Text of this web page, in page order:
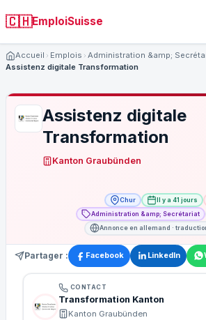
🇨🇭EmploiSuisse
Accueil Emplois
Administration &amp;
Assistenz digitale Transformation
Assistenz digitale
Transformation
Kanton Graubünden
Chur Il y a 41 jours
Administration &amp; Secrétariat
Annonce en allemand ·
Partager : Facebook LinkedIn
CONTACT
Transformation Kanton
Kanton Graubünden